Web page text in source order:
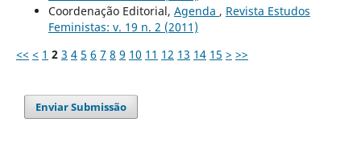
Coordenação Editorial, Agenda , Revista Estudos
Feministas: v. 19 n. 2 (2011)
<< < 1 2 3 4 5 6 7 8 9 10 11 12 13 14 15 > >>
Enviar Submissão